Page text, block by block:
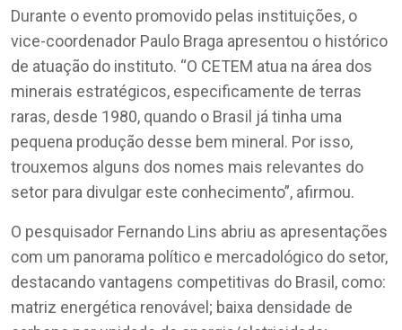
Durante o evento promovido pelas instituições, o
vice-coordenador Paulo Braga apresentou o histórico
de atuação do instituto. “O CETEM atua na área dos
minerais estratégicos, especificamente de terras
raras, desde 1980, quando o Brasil já tinha uma
pequena produção desse bem mineral. Por isso,
trouxemos alguns dos nomes mais relevantes do
setor para divulgar este conhecimento”, afirmou.
O pesquisador Fernando Lins abriu as apresentações
com um panorama político e mercadológico do setor,
destacando vantagens competitivas do Brasil, como:
matriz energética renovável; baixa densidade de